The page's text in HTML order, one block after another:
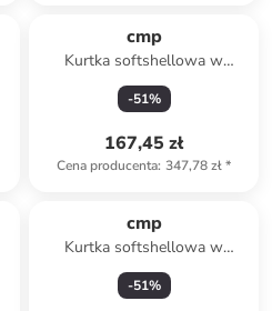
cmp
Kurtka softshellowa w
kolorze khaki
-51%
167,45 zł
Cena producenta: 347,78 zł*
cmp
Kurtka softshellowa w
kolorze niebieskim
-51%